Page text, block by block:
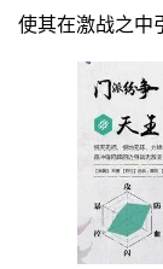
使其在激战之中